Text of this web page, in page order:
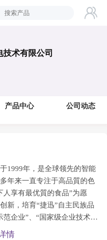
术有限公司
产品中心 公司动态
1999年，是全球领先的智能
年来一直专注于高品質的色
享有最优質的食品”为愿
新，培育“捷迅”自主民族品
企业”、“国家级企业技术中
、“中国驰名商标”、“省级
情